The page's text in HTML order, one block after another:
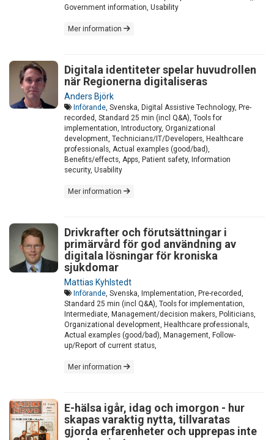
Government information, Usability
Mer information
Digitala identiteter spelar huvudrollen
när Regionerna digitaliseras
Anders Björk
Införande, Svenska, Digital Assistive Technology, Pre-
recorded, Standard 25 min (incl Q&A), Tools for
implementation, Introductory, Organizational
development, Technicians/IT/Developers, Healthcare
professionals, Actual examples (good/bad),
Benefits/effects, Apps, Patient safety, Information
security, Usability
Mer information
Drivkrafter och förutsättningar i
primärvård för god användning av
digitala lösningar för kroniska
sjukdomar
Mattias Kyhlstedt
Införande, Svenska, Implementation, Pre-recorded,
Standard 25 min (incl Q&A), Tools for implementation,
Intermediate, Management/decision makers, Politicians,
Organizational development, Healthcare professionals,
Actual examples (good/bad), Management, Follow-
up/Report of current status,
Mer information
E-hälsa igår, idag och imorgon - hur
skapas varaktig nytta, tillvaratas
gjorda erfarenheter och upprepas inte